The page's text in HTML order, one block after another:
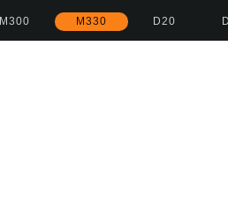
M300 M330 D20